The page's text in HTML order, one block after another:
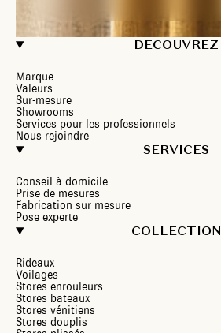
DECOUVREZ
Marque
Valeurs
Sur-mesure
Showrooms
Services pour les professionnels
Nous rejoindre
SERVICES
Conseil à domicile
Prise de mesures
Fabrication sur mesure
Pose experte
COLLECTION
Rideaux
Voilages
Stores enrouleurs
Stores bateaux
Stores vénitiens
Stores douplis